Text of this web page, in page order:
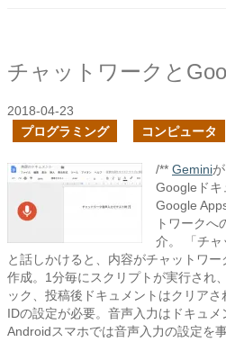
2018-04-23
プログラミング
コンピュータ
/** Gemini
Googleドキ
Google
トワークへ
介。 「チャ
と話しかけると、内容がチャットワ
作成。1分毎にスクリプトが実行され
ック、投稿後ドキュメントはクリア
IDの設定が必要。音声入力はドキュメ
Androidスマホでは音声入力の設定を